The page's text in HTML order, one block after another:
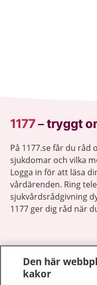
1177–tryggt
På 1177.se får du
sjukdomar och vilka
Logga in för att läsa
vårdärenden. Ring
sjukvårdsrådgivning
1177 ger dig råd när
1177 på flera språk
Den här
kakor